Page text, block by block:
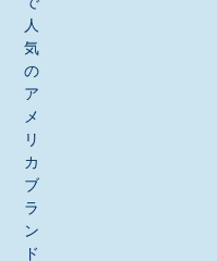
人
気
の
ア
メ
リ
カ
ブ
ラ
ン
ド